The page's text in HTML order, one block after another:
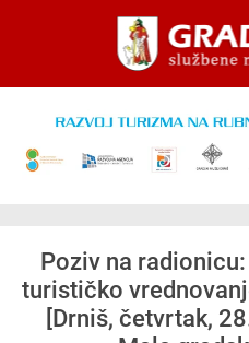
Skip to main content
Poziv na
turističko
[Drniš, četvrtak,